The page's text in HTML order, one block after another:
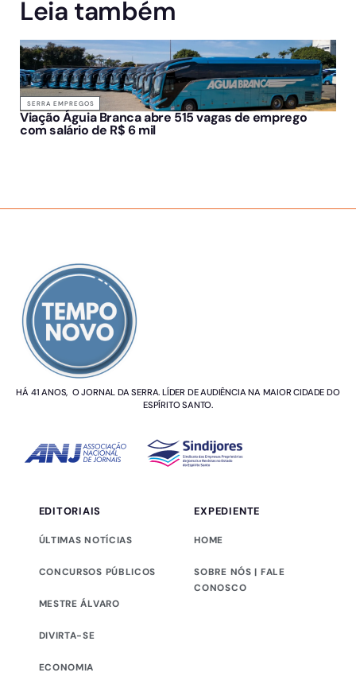
Leia também
SERRA EMPREGOS
Viação Águia Branca abre 515 vagas de emprego
com salário de R$ 6 mil
HÁ 41 ANOS, O JORNAL DA SERRA. LÍDER DE AUDIÊNCIA NA MAIOR CIDADE DO
ESPÍRITO SANTO.
EDITORIAIS
ÚLTIMAS NOTÍCIAS
CONCURSOS PÚBLICOS
MESTRE ÁLVARO
DIVIRTA-SE
ECONOMIA
EXPEDIENTE
HOME
SOBRE NÓS | FALE
CONOSCO